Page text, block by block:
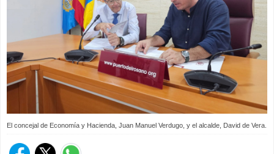
El concejal de Economía y Hacienda, Juan Manuel Verdugo, y el alcalde, David de Vera.